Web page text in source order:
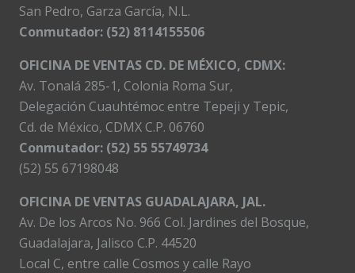
San Pedro, Garza García, N.L.
Conmutador: (52) 8114155506
OFICINA DE VENTAS CD. DE MÉXICO, CDMX:
Av. Tonalá 285-1, Colonia Roma Sur,
Delegación Cuauhtémoc entre Tepeji y Tepic,
Cd. de México, CDMX C.P. 06760
Conmutador: (52) 55 55749734
(52) 55 67198048
OFICINA DE VENTAS GUADALAJARA, JAL.
Av. De los Arcos No. 966 Col. Jardines del Bosque,
Guadalajara, Jalisco C.P. 44520
Local C, entre calle Cosmos y calle Rayo